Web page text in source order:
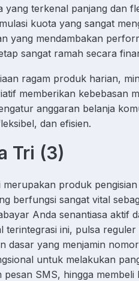
yang terkenal panjang dan
kuota yang sangat
yang mendambakan
sangat ramah secara
ragam produk harian,
memberikan kebebasan
anggaran belanja
dan efisien.
Tri (3)
merupakan produk
berfungsi sangat vital
Anda senantiasa aktif
terintegrasi ini, pulsa reguler
dasar yang menjamin
untuk melakukan
pesan SMS, hingga